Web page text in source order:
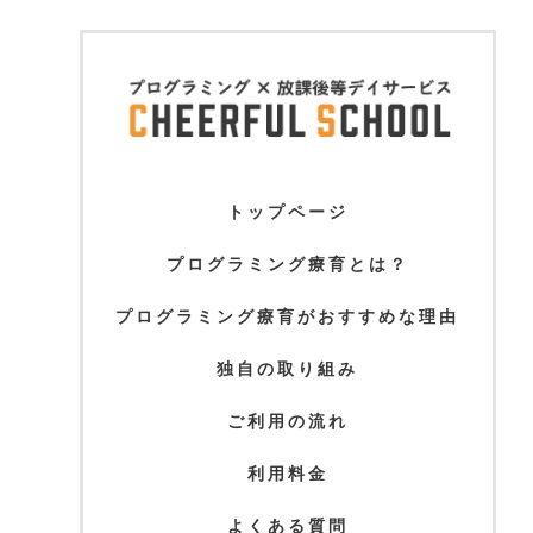
トップページ
プログラミング療育とは？
プログラミング療育がおすすめな理由
独自の取り組み
ご利用の流れ
利用料金
よくある質問